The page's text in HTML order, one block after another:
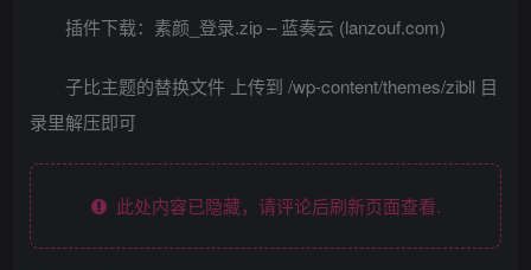
插件下载：素颜_登录.zip – 蓝奏云 (lanzouf.com)
子比主题的替换文件 上传到 /wp-content/themes/zibll 目
录里解压即可
此处内容已隐藏，请评论后刷新页面查看.